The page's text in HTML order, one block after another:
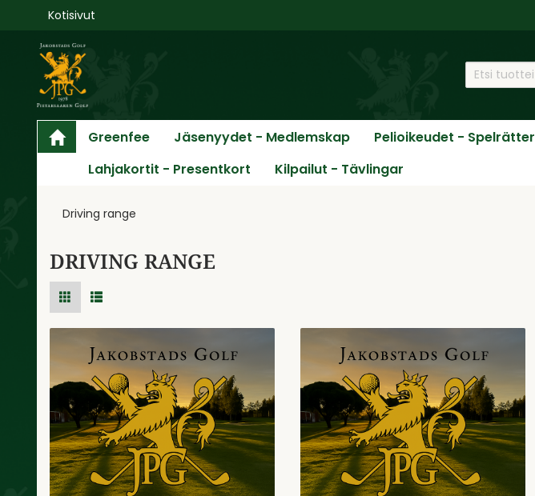
Kotisivut
Greenfee Jäsenyydet - Medlemskap Pelioikeudet - Spelrätter
Lahjakortit - Presentkort
Kilpailut - Tävlingar
Driving range
DRIVING RANGE